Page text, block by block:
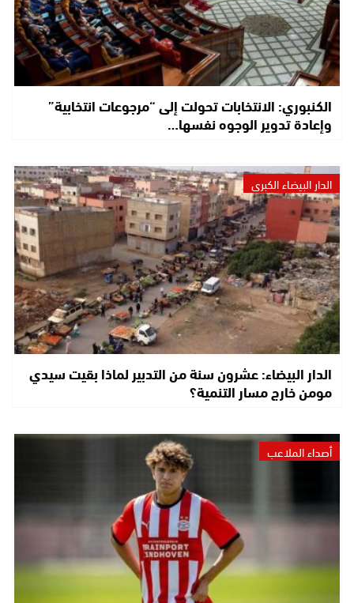
الكنبوري: الانتخابات تحولت إلى “مرجوعات انتخابية”
وإعادة تدوير الوجوه نفسها…
الدار البيضاء الكبرى
الدار البيضاء: عشرون سنة من التدبير لماذا بقيت سيدي
مومن خارج مسار التنمية؟
أصداء الملاعب